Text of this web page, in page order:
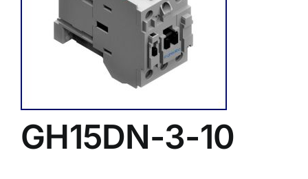
GH15DN-3-10